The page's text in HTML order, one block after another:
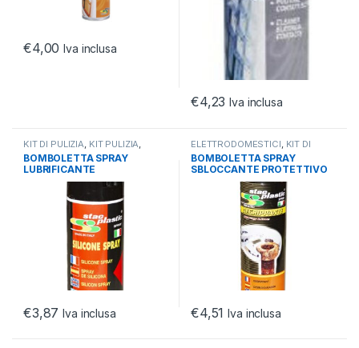
€4,00 Iva inclusa
€4,23 Iva inclusa
KIT DI PULIZIA KIT PULIZIA
MONITOR
BOMBOLETTA SPRAY
LUBRIFICANTE
IMPERMEABILIZZANTE
SILICONE 200ML
€3,87 Iva inclusa
ELETTRODOMESTICI KIT DI
PULIZIA, KIT PULIZIA,MONITOR
PULIZIA
BOMBOLETTA SPRAY
SBLOCCANTE PROTETTIVO
E LUBRIFICANTE 400ML
€4,51 Iva inclusa